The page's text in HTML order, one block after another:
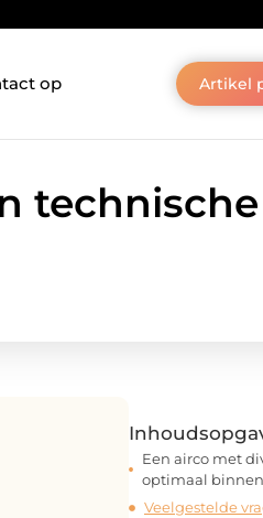
op Artikel
technische
Een airco met
optimaal
Veelgestelde